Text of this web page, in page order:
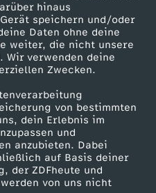
hinaus
speichern und/oder
Daten ohne deine
weiter, die nicht unsere
verwenden deine
Zwecken.
von bestimmten
dein Erlebnis im
und
anzubieten. Dabei
auf Basis deiner
der ZDFheute und
von uns nicht
s
e
s
I
I
i
e
S
c
h
e
g
i
o
n
a
n
n
i
e
n
x
p
r
e
s
T
a
y
l
o
M
i
l
l
i
e
i
m
K
n
a
i
d
u
n
g
a
G
e
s
c
h
i
Service
ZDFmitreden
Kontakt zum ZDF
Tickets
Zuschauerservice
Hilfe